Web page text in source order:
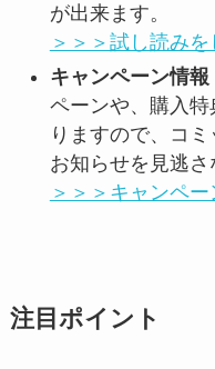
が出来ます。
＞＞＞試し読みを
キャンペーン情報
ペーンや、購入
りますので、コ
お知らせを見逃さ
＞＞＞キャンペ
注目ポイント